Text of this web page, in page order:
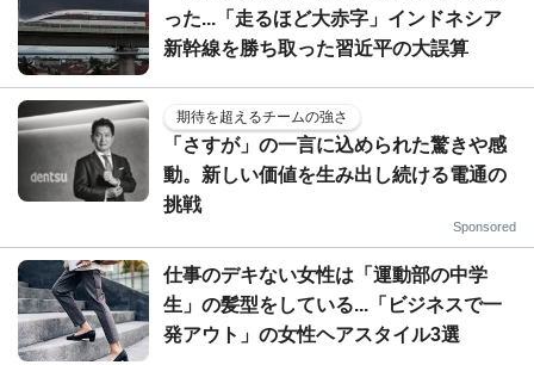
った...「走るほど大赤字」インドネシア
新幹線を勝ち取った習近平の大誤算
期待を超えるチームの強さ
「さすが」の一言に込められた驚きや感
動。新しい価値を生み出し続ける電通の
挑戦
Sponsored
仕事のデキない女性は「運動部の中学
生」の髪型をしている...「ビジネスで一
発アウト」の女性ヘアスタイル3選